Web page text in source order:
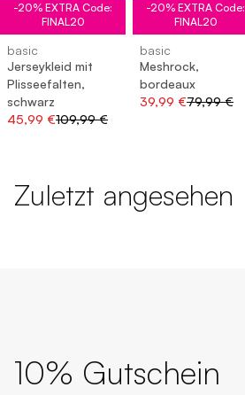
-20% EXTRA Code:
FINAL20
basic
Jerseykleid mit
Plisseefalten,
schwarz
45,99 €109,99 €
-20% EXTRA Code:
FINAL20
basic
Meshrock,
bordeaux
39,99 €79,99 €
Zuletzt angesehen
10% Gutschein